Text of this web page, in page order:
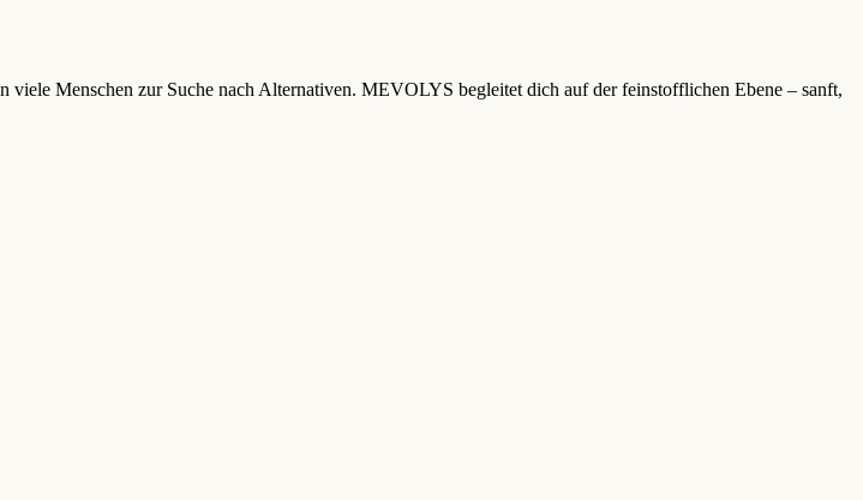
viele Menschen zur Suche nach Alternativen. MEVOLYS begleitet dich auf der feinstofflichen Ebene – sanft,